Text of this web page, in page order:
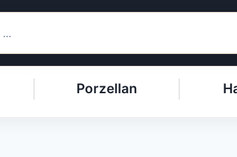
Porzellan